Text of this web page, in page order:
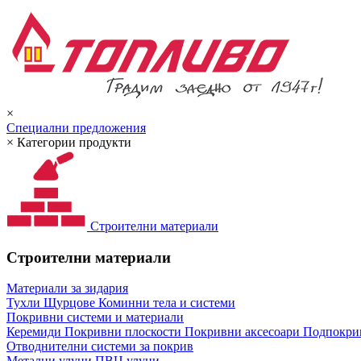
×
Специални предложения
× Категории продукти
Строителни материали
Строителни материали
Материали за зидария
Тухли Щурцове Коминни тела и системи
Покривни системи и материали
Керемиди Покривни плоскости Покривни аксесоари
Отводнителни системи за покрив